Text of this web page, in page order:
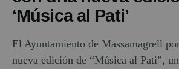
‘Música al Pati’
El Ayuntamiento de Massamagrell
nueva edición de “Música al Pati”,